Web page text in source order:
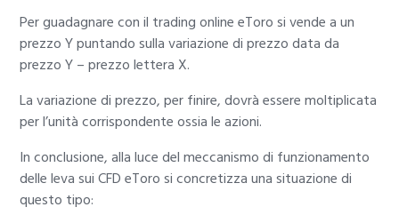
Per guadagnare con il trading online eToro si vende a un
prezzo Y puntando sulla variazione di prezzo data da
prezzo Y – prezzo lettera X.
La variazione di prezzo, per finire, dovrà essere moltiplicata
per l’unità corrispondente ossia le azioni.
In conclusione, alla luce del meccanismo di funzionamento
delle leva sui CFD eToro si concretizza una situazione di
questo tipo: